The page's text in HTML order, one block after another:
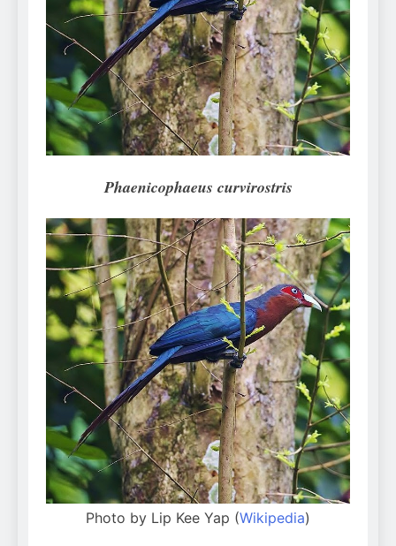
Can Bulldogs Play Fetch?
And How to Train Them!
7 Năm Ago
How Often Do I Need to
Groom My Bulldog
7 Năm Ago
Phaenicophaeus curvirostris
Photo by Lip Kee Yap (Wikipedia)